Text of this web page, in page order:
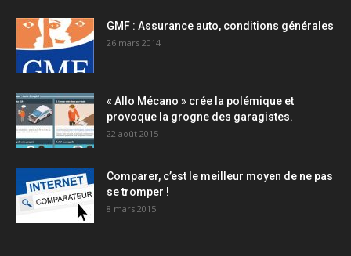
GMF : Assurance auto, conditions générales
26 mars 2014
« Allo Mécano » crée la polémique et
provoque la grogne des garagistes.
22 août 2015
Comparer, c’est le meilleur moyen de ne pas
se tromper !
8 mars 2015